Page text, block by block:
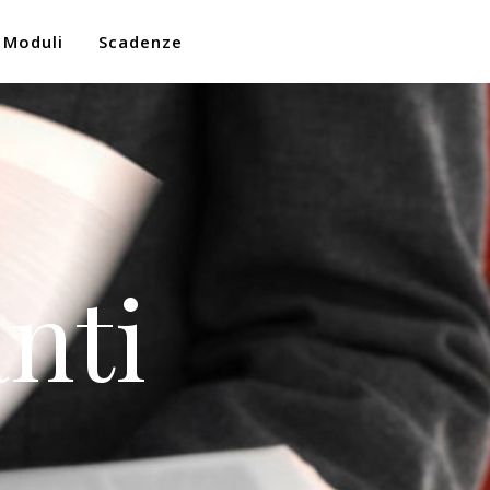
Moduli Scadenze